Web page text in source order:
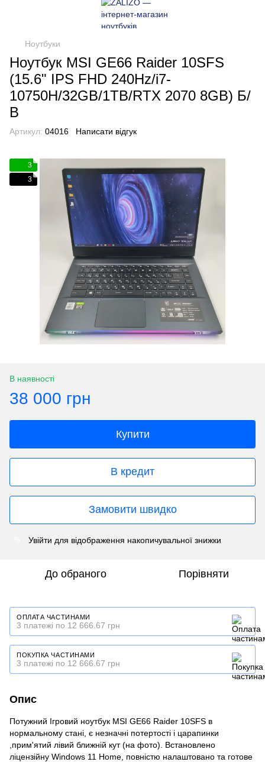
Ноутбуки
Ноутбук MSI GE66 Raider 10SFS
(15.6" IPS FHD 240Hz/i7-
10750H/32GB/1TB/RTX 2070 8GB) Б/
В
Артикул: 04016 Написати відгук
3
3
В наявності
38 000 грн
Купити
В кредит
Замовити швидко
Увійти для відображення накопичувальної знижки
До обраного Порівняти
ОПЛАТА ЧАСТИНАМИ
3 платежі по 12 666.67 грн
ПОКУПКА ЧАСТИНАМИ
3 платежі по 12 666.67 грн
Опис
Потужний Ігровий ноутбук MSI GE66 Raider 10SFS в
нормальному стані, є незначні потертості і царапинки
,прим'ятий лівий ближній кут (на фото). Встановлено
ліцензійну Windows 11 Home, повністю налаштовано та готове